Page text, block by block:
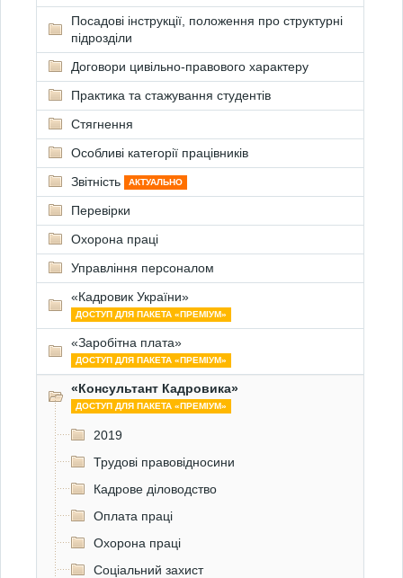
Посадові інструкції, положення про структурні
підрозділи
Договори цивільно-правового характеру
Практика та стажування студентів
Стягнення
Особливі категорії працівників
Звітність
АКТУАЛЬНО
Перевірки
Охорона праці
Управління персоналом
«Кадровик України»
ДОСТУП ДЛЯ ПАКЕТА «ПРЕМІУМ»
«Заробітна плата»
ДОСТУП ДЛЯ ПАКЕТА «ПРЕМІУМ»
«Консультант Кадровика»
ДОСТУП ДЛЯ ПАКЕТА «ПРЕМІУМ»
2019
Трудові правовідносини
Кадрове діловодство
Оплата праці
Охорона праці
Соціальний захист